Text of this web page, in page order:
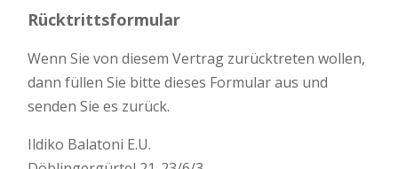
Rücktrittsformular
Wenn Sie von diesem Vertrag zurücktreten wollen,
dann füllen Sie bitte dieses Formular aus und
senden Sie es zurück.
Ildiko Balatoni E.U.